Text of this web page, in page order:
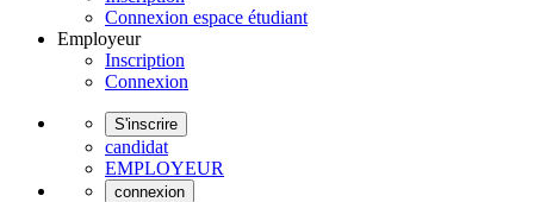
Connexion espace étudiant
Employeur
Inscription
Connexion
S'inscrire
candidat
EMPLOYEUR
connexion